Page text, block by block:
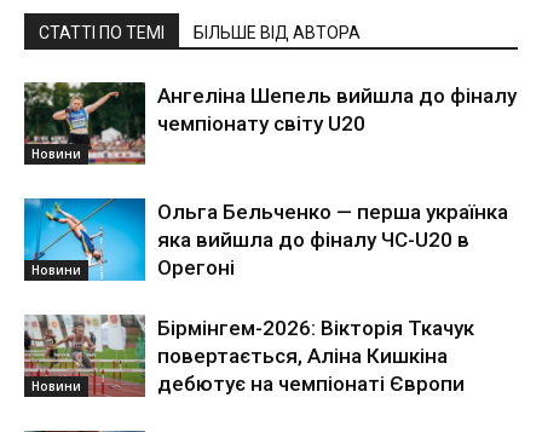
СТАТТІ ПО ТЕМІ БІЛЬШЕ ВІД АВТОРА
Новини
Ангеліна Шепель вийшла до фіналу
чемпіонату світу U20
Новини
Ольга Бельченко — перша українка
яка вийшла до фіналу ЧС-U20 в
Орегоні
Новини
Бірмінгем-2026: Вікторія Ткачук
повертається, Аліна Кишкіна
дебютує на чемпіонаті Європи